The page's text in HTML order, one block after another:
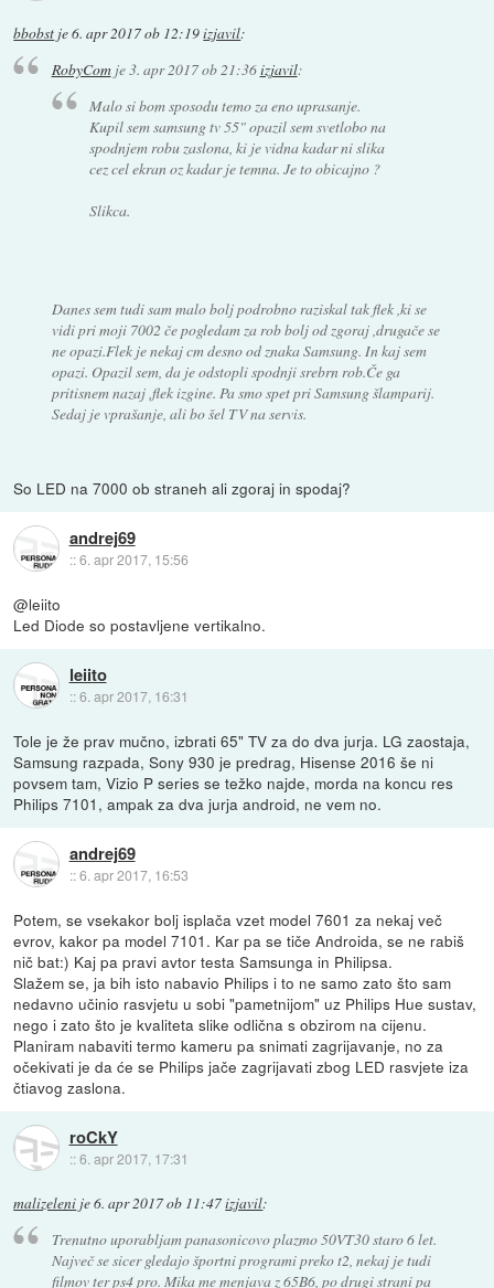
bbobst je6. apr 2017 ob 12:19izjavil:
RobyComje3. apr 2017 ob 21:36izjavil:
Malo si bom sposodu temo za eno uprasanje.
Kupil sem samsung tv 55" opazil sem svetlobo na
spodnjem robu zaslona, ki je vidna kadar ni slika
cez cel ekran oz kadar je temna. Je to obicajno ?
Slikca.
Danes sem tudi sam malo bolj podrobno raziskal tak flek ,ki se
vidi pri moji 7002 če pogledam za rob bolj od zgoraj ,drugače se
ne opazi.Flek je nekaj cm desno od znaka Samsung. In kaj sem
opazi. Opazil sem, da je odstopli spodnji srebrn rob.Če ga
pritisnem nazaj ,flek izgine. Pa smo spet pri Samsung šlamparij.
Sedaj je vprašanje, ali bo šel TV na servis.
So LED na 7000 ob straneh ali zgoraj in spodaj?
andrej69
::6. apr 2017, 15:56
@leiito
Led Diode so postavljene vertikalno.
leiito
::6. apr 2017, 16:31
Tole je že prav mučno, izbrati 65" TV za do dva jurja. LG zaostaja,
Samsung razpada, Sony 930 je predrag, Hisense 2016 še ni
povsem tam, Vizio P series se težko najde, morda na koncu res
Philips 7101, ampak za dva jurja android, ne vem no.
andrej69
::6. apr 2017, 16:53
Potem, se vsekakor bolj isplača vzet model 7601 za nekaj več
evrov, kakor pa model 7101. Kar pa se tiče Androida, se ne rabiš
nič bat:) Kaj pa pravi avtor testa Samsunga in Philipsa.
Slažem se, ja bih isto nabavio Philips i to ne samo zato što sam
nedavno učinio rasvjetu u sobi "pametnijom" uz Philips Hue sustav,
nego i zato što je kvaliteta slike odlična s obzirom na cijenu.
Planiram nabaviti termo kameru pa snimati zagrijavanje, no za
očekivati je da će se Philips jače zagrijavati zbog LED rasvjete iza
čtiavog zaslona.
roCkY
::6. apr 2017, 17:31
malizeleni je6. apr 2017 ob 11:47izjavil:
Trenutno uporabljam panasonicovo plazmo 50VT30 staro 6 let.
Največ se sicer gledajo športni programi preko t2, nekaj je tudi
filmov ter ps4 pro. Mika me menjava z 65B6, po drugi strani pa